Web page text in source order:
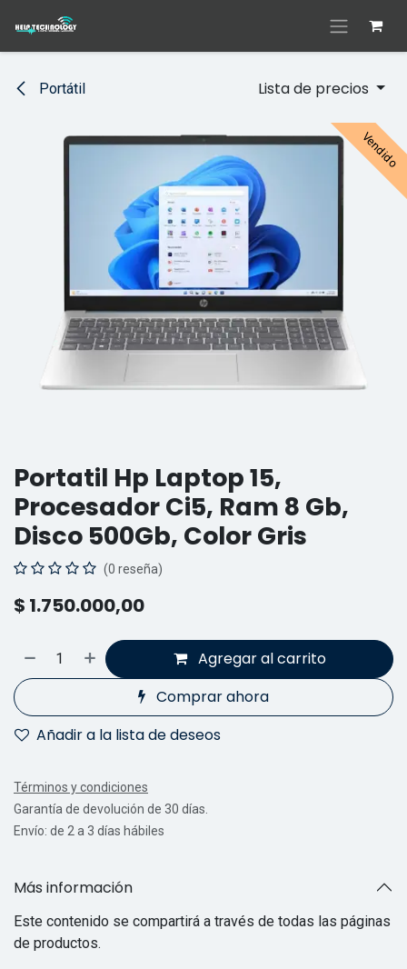
Portátil Lista de precios
Vendido
Portatil Hp Laptop 15,
Procesador Ci5, Ram 8 Gb,
Disco 500Gb, Color Gris
(0 reseña)
$ 1.750.000,00
Agregar al carrito
Comprar ahora
Añadir a la lista de deseos
Términos y condiciones
Garantía de devolución de 30 días.
Envío: de 2 a 3 días hábiles
Más información
Este contenido se compartirá a través de todas las páginas
de productos.